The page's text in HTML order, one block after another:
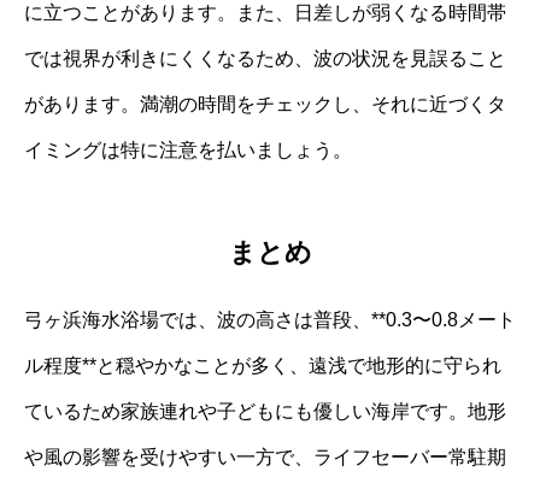
に立つことがあります。また、日差しが弱くなる時間帯
では視界が利きにくくなるため、波の状況を見誤ること
があります。満潮の時間をチェックし、それに近づくタ
イミングは特に注意を払いましょう。
まとめ
弓ヶ浜海水浴場では、波の高さは普段、**0.3〜0.8メート
ル程度**と穏やかなことが多く、遠浅で地形的に守られ
ているため家族連れや子どもにも優しい海岸です。地形
や風の影響を受けやすい一方で、ライフセーバー常駐期